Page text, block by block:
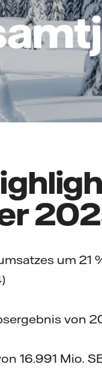
um 21
von
16.991 Mio.